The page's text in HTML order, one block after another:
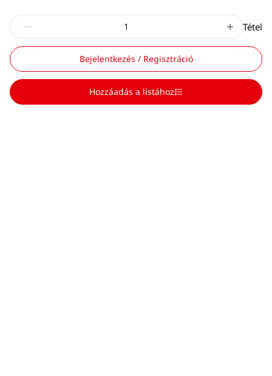
Tétel
Bejelentkezés / Regisztráció
Hozzáadás a listához